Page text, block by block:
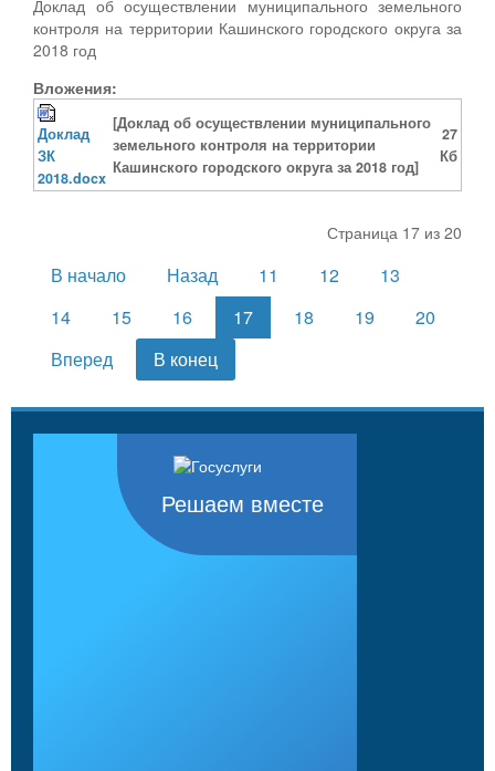
Доклад об осуществлении муниципального земельного
контроля на территории Кашинского городского округа за
2018 год
Вложения:
Доклад
ЗК
2018.docx
[Доклад об осуществлении муниципального
земельного контроля на территории
Кашинского городского округа за 2018 год]
27
Кб
Страница 17 из 20
В начало Назад 11 12
13
14
15 16 17 18 19
20
Вперед
В конец
Решаем вместе